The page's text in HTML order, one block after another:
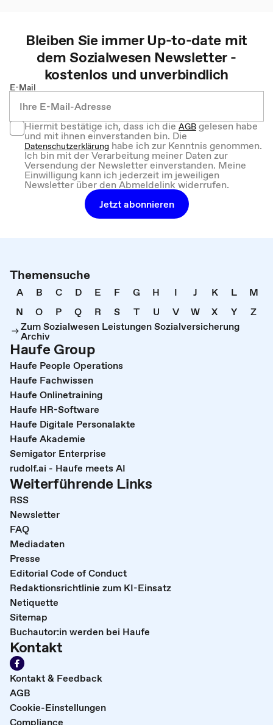
Bleiben Sie immer Up-to-date mit
demSozialwesen Newsletter -
kostenlos und unverbindlich
E-Mail
Hiermit bestätige ich, dass ich dieAGBgelesen habe
und mit ihnen einverstanden bin. Die
Datenschutzerklärung habe ich zur Kenntnis genommen.
Ich bin mit der Verarbeitung meiner Daten zur
Versendung der Newsletter einverstanden. Meine
Einwilligung kann ich jederzeit im jeweiligen
Newsletter über den Abmeldelink widerrufen.
Jetzt abonnieren
Themensuche
A B C D E F G H I J K L
M
N
O P Q R S T U V W X Y
Z
Zum Sozialwesen Leistungen Sozialversicherung
Archiv
Haufe Group
Haufe People Operations
Haufe Fachwissen
Haufe Onlinetraining
Haufe HR-Software
Haufe Digitale Personalakte
Haufe Akademie
Semigator Enterprise
rudolf.ai - Haufe meets AI
Weiterführende Links
RSS
Newsletter
FAQ
Mediadaten
Presse
Editorial Code of Conduct
Redaktionsrichtlinie zum KI-Einsatz
Netiquette
Sitemap
Buchautor:in werden bei Haufe
Kontakt
Kontakt & Feedback
AGB
Cookie-Einstellungen
Compliance